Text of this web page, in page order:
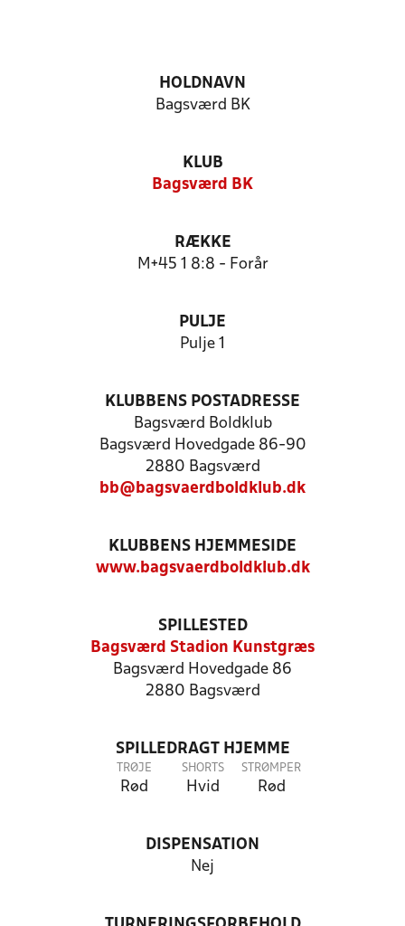
HOLDNAVN
Bagsværd BK
KLUB
Bagsværd BK
RÆKKE
M+45 1 8:8 - Forår
PULJE
Pulje 1
KLUBBENS POSTADRESSE
Bagsværd Boldklub
Bagsværd Hovedgade 86-90
2880 Bagsværd
bb@bagsvaerdboldklub.dk
KLUBBENS HJEMMESIDE
www.bagsvaerdboldklub.dk
SPILLESTED
Bagsværd Stadion Kunstgræs
Bagsværd Hovedgade 86
2880 Bagsværd
SPILLEDRAGT HJEMME
TRØJE
Rød
SHORTS
Hvid
STRØMPER
Rød
DISPENSATION
Nej